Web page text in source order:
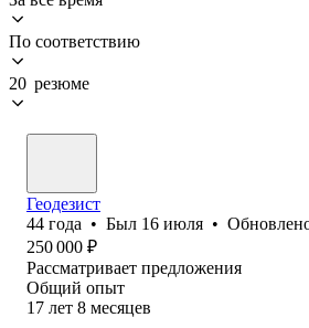
По соответствию
20 резюме
Геодезист
44 года • Был 16 июля •
250 000 ₽
Рассматривает предложения
Общий опыт
17 лет 8 месяцев